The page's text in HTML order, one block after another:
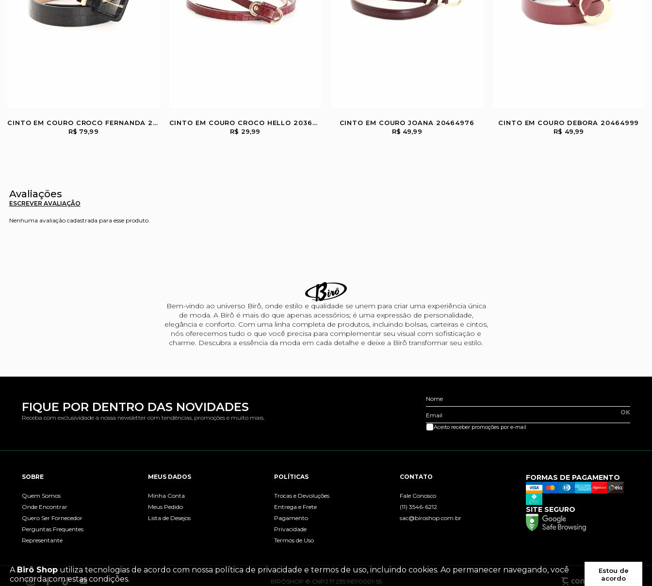
CINTO EM COURO CROCO FERNANDA 20367999
R$ 79,99
CINTO EM COURO CROCO HELLO 20362997
R$ 29,99
CINTO EM COURO JOANA 20464976
R$ 49,99
CINTO EM COURO DEBORA 20464999
R$ 49,99
Avaliações
ESCREVER AVALIAÇÃO
Nenhuma avaliação cadastrada para esse produto.
Bem-vindo ao universo Birô, onde estilo e qualidade se unem para criar uma experiência única
de moda. A Birô é mais do que apenas acessórios; é uma expressão de personalidade,
elegância e conforto. Com uma linha completa de produtos, incluindo bolsas, carteiras e cintos,
nós oferecemos tudo o que você precisa para complementar seu visual com sofisticação e
charme. Descubra a essência da moda em cada detalhe e deixe a Birô transformar seu estilo.
FIQUE POR DENTRO DAS NOVIDADES
Receba com exclusividade a nossa newsletter com tendências, promoções e muito mais.
Nome
Email OK
Aceito receber promoções por e-mail
SOBRE
Quem Somos
Onde Encontrar
Quero Ser Fornecedor
Perguntas Frequentes
Representante
MEUS DADOS
Minha Conta
Meus Pedido
Lista de Desejos
POLÍTICAS
Trocas e Devoluções
Entrega e Frete
Pagamento
Privacidade
Termos de Uso
CONTATO
Fale Conosco
(11) 3546-6212
sac@biroshop.com.br
SITE SEGURO
FORMAS DE PAGAMENTO
BIRÔSHOP © CNPJ 17.235.967/0001-55
A Birô Shop utiliza tecnologias de acordo com nossa política de privacidade e termos de uso, incluindo cookies. Ao permanecer navegando, você
concorda com estas condições.
Estou de
acordo